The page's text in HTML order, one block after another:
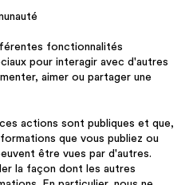
fonctionnalités
pour interagir avec d'autres
aimer ou partager une
actions sont publiques et que,
que vous publiez ou
être vues par d'autres.
la façon dont les autres